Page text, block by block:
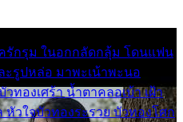
รักรุม ในอกกลัดกลุ้ม โดนแฟน
ะรูปหล่อ มาพะเน้าพะนอ
วทองเศร้า น้ำตาคลอเบ้า เฝ้า
วใจบัวทองระรวย บัวทองโศก